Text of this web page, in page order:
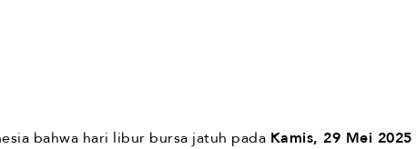
bahwa hari libur bursa jatuh pada Kamis, 29 Mei 2025